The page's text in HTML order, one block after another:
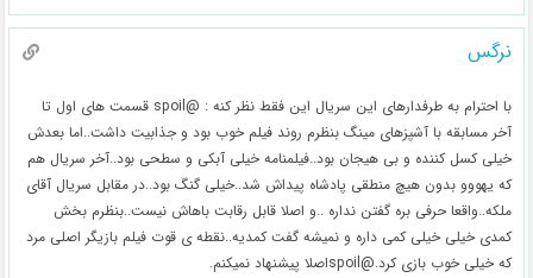
نرگس
با احترام به طرفدارهای این سریال این فقط نظر کنه : @spoil قسمت های اول تا
آخر مسابقه با آشپزهای مینگ بنظرم روند فیلم خوب بود و جذابیت داشت..اما بعدش
خیلی کسل کننده و بی هیجان بود..فیلمنامه خیلی آبکی و سطحی بود..آخر سریال هم
که یهووو بدون هیچ منطقی پادشاه پیداش شد..خیلی گنگ بود..در مقابل سریال آقای
ملکه..واقعا حرفی بره گفتن نداره ..و اصلا قابل رقابت باهاش نیست..بنظرم بخش
کمدی خیلی خیلی کمی داره و نمیشه گفت کمدیه..نقطه ی قوت فیلم بازیگر اصلی مرد
که خیلی خوب بازی کرد.@spoilاصلا پیشنهاد نمیکنم.